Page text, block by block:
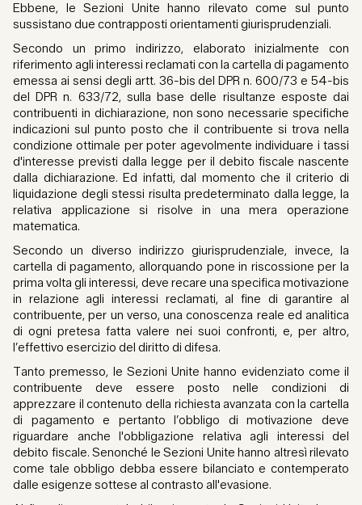
Ebbene, le Sezioni Unite hanno rilevato come sul punto
sussistano due contrapposti orientamenti giurisprudenziali.
Secondo un primo indirizzo, elaborato inizialmente con
riferimento agli interessi reclamati con la cartella di pagamento
emessa ai sensi degli artt. 36-bis del DPR n. 600/73 e 54-bis
del DPR n. 633/72, sulla base delle risultanze esposte dai
contribuenti in dichiarazione, non sono necessarie specifiche
indicazioni sul punto posto che il contribuente si trova nella
condizione ottimale per poter agevolmente individuare i tassi
d'interesse previsti dalla legge per il debito fiscale nascente
dalla dichiarazione. Ed infatti, dal momento che il criterio di
liquidazione degli stessi risulta predeterminato dalla legge, la
relativa applicazione si risolve in una mera operazione
matematica.
Secondo un diverso indirizzo giurisprudenziale, invece, la
cartella di pagamento, allorquando pone in riscossione per la
prima volta gli interessi, deve recare una specifica motivazione
in relazione agli interessi reclamati, al fine di garantire al
contribuente, per un verso, una conoscenza reale ed analitica
di ogni pretesa fatta valere nei suoi confronti, e, per altro,
l’effettivo esercizio del diritto di difesa.
Tanto premesso, le Sezioni Unite hanno evidenziato come il
contribuente deve essere posto nelle condizioni di
apprezzare il contenuto della richiesta avanzata con la cartella
di pagamento e pertanto l’obbligo di motivazione deve
riguardare anche l'obbligazione relativa agli interessi del
debito fiscale. Senonché le Sezioni Unite hanno altresì rilevato
come tale obbligo debba essere bilanciato e contemperato
dalle esigenze sottese al contrasto all'evasione.